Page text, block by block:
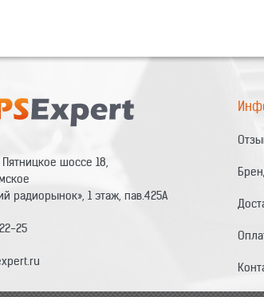
Пятницкое шоссе 18,
радиорынок», 1 этаж, пав.425А
25